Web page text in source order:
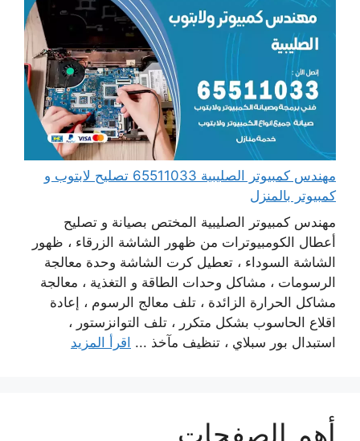
مهندس كمبيوتر الصليبية 65511033 تصليح لابتوب و
كمبيوتر بالمنزل
مهندس كمبيوتر الصليبية المختص بصيانة و تصليح
أعطال الكومبيوترات من ظهور الشاشة الزرقاء ، ظهور
الشاشة السوداء ، تعطيل كرت الشاشة وحدة معالجة
الرسومات ، مشاكل وحدات الطاقة و التغذية ، معالجة
مشاكل الحرارة الزائدة ، تلف معالج الرسوم ، إعادة
اقلاع الحاسوب بشكل متكرر ، تلف التوانزستور ،
استبدال بور سبلاي ، تنظيف مآخذ ... اقرأ المزيد
أهم الصفحات